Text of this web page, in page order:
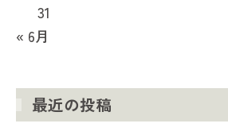
31
« 6月
最近の投稿